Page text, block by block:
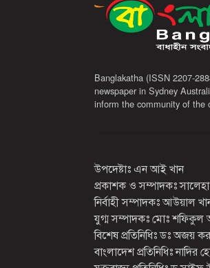
Banglakatha (ISSN 2207-
newspaper in Sydney
inform the community of the
উপদেষ্টাঃ এন আই খান
প্রকাশক ও সম্পাদকঃ
নির্বাহী সম্পাদকঃ আউয়াল
যুগ্ম সম্পাদকঃ মোঃ
বিশেষ প্রতিনিধিঃ ডঃ অজয় কর
বাংলাদেশ প্রতিনিধিঃ নাদির